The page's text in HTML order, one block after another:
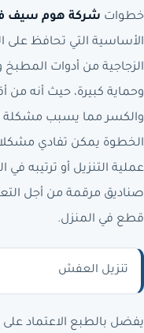
خطوات شركة هوم سيف
الأساسية التي تحافظ
الزجاجية من أدوات المطبخ
وحماية كبيرة، حيث أنه من
والكسر مما يسبب مشكلة
الخطوة يمكن تفادي
عملية التنزيل أو ترتيبه
صناديق مرقمة من أجل
قطع في المنزل.
تنزيل العفش
يفضل بالطبع الاعتماد على